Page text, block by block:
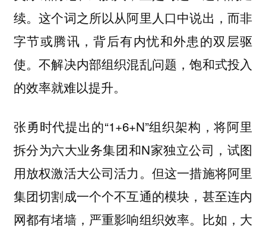
续。这个词之所以从阿里人口中说出，而非
字节或腾讯，背后有内忧和外患的双层驱
使。不解决内部组织混乱问题，饱和式投入
的效率就难以提升。
张勇时代提出的“1+6+N”组织架构，将阿里
拆分为六大业务集团和N家独立公司，试图
用放权激活大公司活力。但这一措施将阿里
集团切割成一个个不互通的模块，甚至连内
网都有堵墙，严重影响组织效率。比如，大